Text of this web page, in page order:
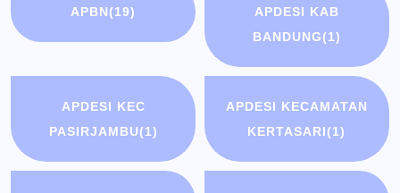
APBN(19)
APDESI KAB
BANDUNG(1)
APDESI KEC
PASIRJAMBU(1)
APDESI KECAMATAN
KERTASARI(1)